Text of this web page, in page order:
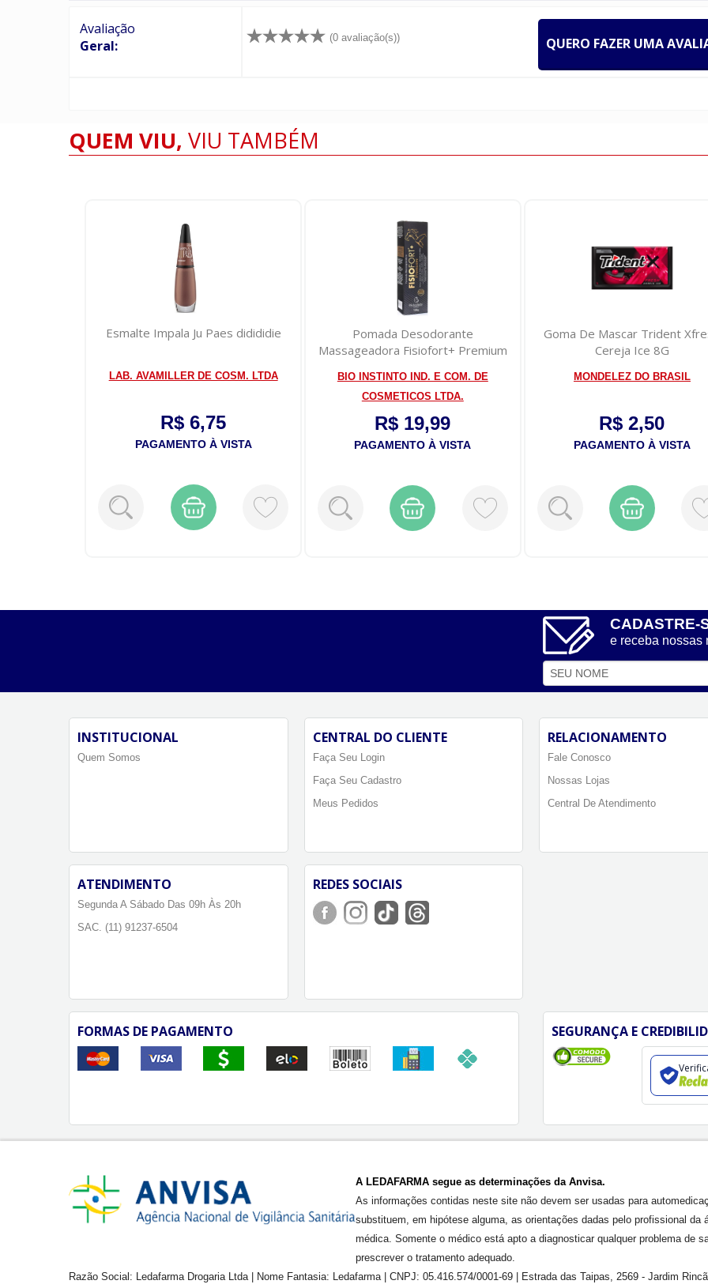
Avaliação
Geral:
(0 avaliação(s)) QUERO FAZER UMA
QUEM VIU, VIU TAMBÉM
Esmalte Impala Ju Paes didididie
LAB. AVAMILLER DE COSM. LTDA
R$ 6,75
PAGAMENTO À VISTA
Pomada Desodorante
Massageadora Fisiofort+ Premium
BIO INSTINTO IND. E COM. DE
COSMETICOS LTDA.
R$ 19,99
PAGAMENTO À VISTA
Goma De Mascar Trident
Cereja Ice 8G
MONDELEZ DO BRASIL
R$ 2,50
PAGAMENTO À VISTA
CADASTRE-
e receba nossas
INSTITUCIONAL
Quem Somos
CENTRAL DO CLIENTE
Faça Seu Login
Faça Seu Cadastro
Meus Pedidos
RELACIONAMENTO
Fale Conosco
Nossas Lojas
Central De Atendimento
ATENDIMENTO
Segunda A Sábado Das 09h Às 20h
SAC. (11) 91237-6504
REDES SOCIAIS
FORMAS DE PAGAMENTO SEGURANÇA E
A LEDAFARMA segue as determinações da Anvisa.
As informações contidas neste site não devem ser usadas para
substituem, em hipótese alguma, as orientações dadas pelo profissional da
médica. Somente o médico está apto a diagnosticar qualquer problema de
prescrever o tratamento adequado.
Razão Social: Ledafarma Drogaria Ltda | Nome Fantasia: Ledafarma | CNPJ: 05.416.574/0001-69 | Estrada das Taipas, 2569 - Jardim